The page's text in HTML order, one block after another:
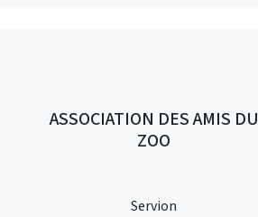
ASSOCIATION DES AMIS DU
ZOO
Servion